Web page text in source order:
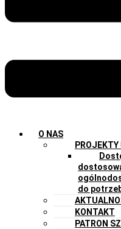
O NAS
PROJEKTY
do
KONTAKT
PATRON